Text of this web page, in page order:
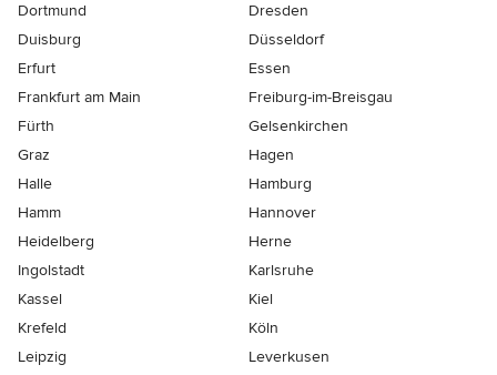
Dortmund
Dresden
Duisburg
Düsseldorf
Erfurt
Essen
Frankfurt am Main
Freiburg-im-Breisgau
Fürth
Gelsenkirchen
Graz
Hagen
Halle
Hamburg
Hamm
Hannover
Heidelberg
Herne
Ingolstadt
Karlsruhe
Kassel
Kiel
Krefeld
Köln
Leipzig
Leverkusen